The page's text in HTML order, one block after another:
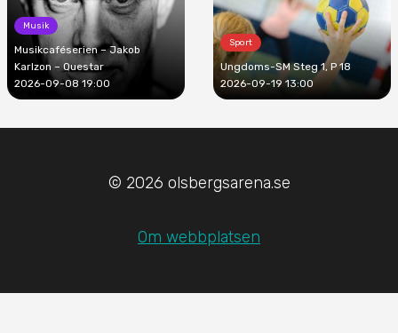
Musik
Musikcaféserien – Jakob
Karlzon – Questar
2026-09-08 19:00
Sport
Ungdoms-SM Steg 1, P 18
2026-09-19 13:00
© 2026 olsbergsarena.se
Om webbplatsen